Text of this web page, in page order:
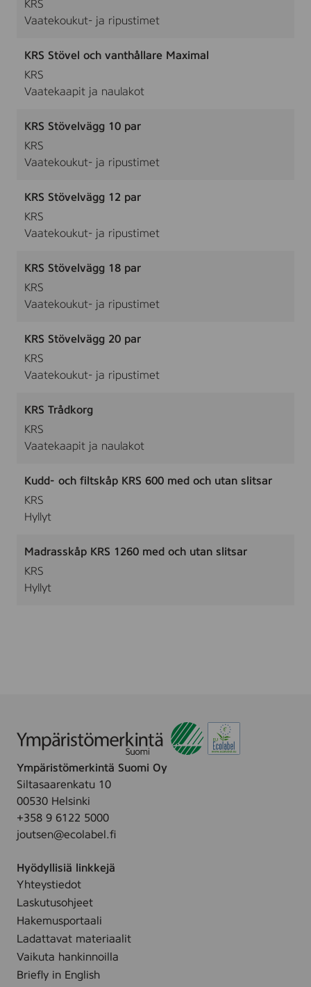
KRS
Vaatekoukut- ja ripustimet
KRS Stövel och vanthållare Maximal
KRS
Vaatekaapit ja naulakot
KRS Stövelvägg 10 par
KRS
Vaatekoukut- ja ripustimet
KRS Stövelvägg 12 par
KRS
Vaatekoukut- ja ripustimet
KRS Stövelvägg 18 par
KRS
Vaatekoukut- ja ripustimet
KRS Stövelvägg 20 par
KRS
Vaatekoukut- ja ripustimet
KRS Trådkorg
KRS
Vaatekaapit ja naulakot
Kudd- och filtskåp KRS 600 med och utan slitsar
KRS
Hyllyt
Madrasskåp KRS 1260 med och utan slitsar
KRS
Hyllyt
Ympäristömerkintä Suomi Oy
Siltasaarenkatu 10
00530 Helsinki
+358 9 6122 5000
joutsen@ecolabel.fi
Hyödyllisiä linkkejä
Yhteystiedot
Laskutusohjeet
Hakemusportaali
Ladattavat materiaalit
Vaikuta hankinnoilla
Briefly in English